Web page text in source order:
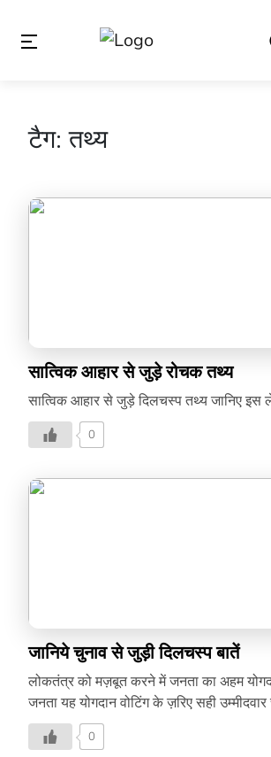
टैग:तथ्य
सात्विक आहार से जुड़े रोचक तथ्य
सात्विक आहार से जुड़े दिलचस्प तथ्य जानिए इस
0
जानिये चुनाव से जुड़ी दिलचस्प बातें
लोकतंत्र को मज़बूत करने में जनता का अहम
जनता यह योगदान वोटिंग के ज़रिए सही
इसलिये मतदान के प्रति जागरुकता फैलाने के लिए
मोदी ने भी हाल ही में एक ट्वीट करते हुए लोगों से
0